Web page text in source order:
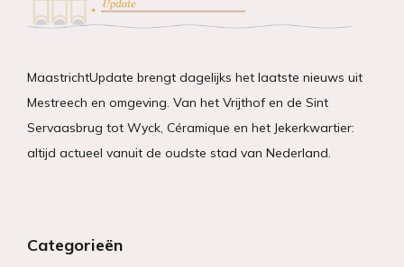
MaastrichtUpdate brengt dagelijks het laatste nieuws uit
Mestreech en omgeving. Van het Vrijthof en de Sint
Servaasbrug tot Wyck, Céramique en het Jekerkwartier:
altijd actueel vanuit de oudste stad van Nederland.
Categorieën